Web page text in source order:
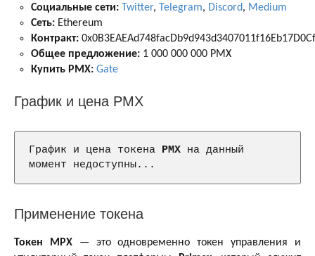
Социальные сети:
Twitter, Telegram, Discord, Medium
Сеть: Ethereum
Контракт: 0x0B3EAEAd748facDb9d943d3407011f16Eb17D0Cf
Общее предложение: 1 000 000 000 PMX
Купить PMX: Gate
График и цена PMX
График и цена токена PMX на данный
момент недоступны...
Применение токена
Токен MPX— это одновременно токен управления и